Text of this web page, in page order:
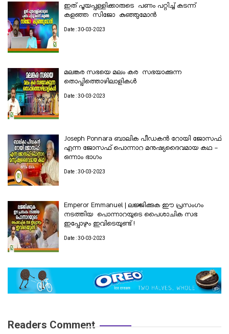
ഇത് പൂയപ്പള്ളിക്കാരുടെ പണം പറ്റിച്ച് കടന്ന്
കളഞ്ഞ സിജോ കുഞ്ഞുമോൻ
Date : 30-03-2023
മലങ്കര സഭയെ മലം കര സഭയാക്കുന്ന
തൊപ്പിത്തൊഴിലാളികൾ
Date : 30-03-2023
Joseph Ponnara ബാലിക പീഡകൻ റോയി ജോസഫ്
എന്ന ജോസഫ് പൊന്നാറ മനുഷ്യദൈവമായ കഥ -
ഒന്നാം ഭാഗം
Date : 30-03-2023
Emperor Emmanuel | ലജ്ജിക്കുക ഈ പ്രസംഗം
നടത്തിയ പൊന്നാറയുടെ പൈശാചിക സഭ
ഇപ്പോഴും ഇവിടെയുണ്ട് !
Date : 30-03-2023
Readers Comment